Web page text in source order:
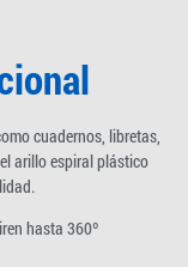
cuadernos, libretas,
arillo espiral plástico
hasta 360º